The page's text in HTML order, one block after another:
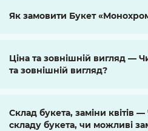
Як замовити Букет
Ціна та зовнішній вигляд —
та зовнішній вигляд?
Склад букета, заміни квітів
складу букета, чи можливі